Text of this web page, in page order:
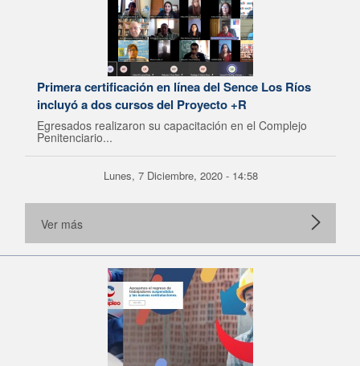
Primera certificación en línea del Sence Los Ríos
incluyó a dos cursos del Proyecto +R
Egresados realizaron su capacitación en el Complejo
Penitenciario...
Lunes, 7 Diciembre, 2020 - 14:58
Ver más